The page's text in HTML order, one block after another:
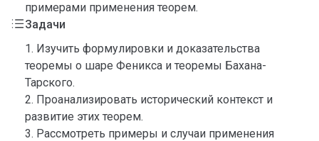
примерами применения теорем.
Задачи
1. Изучить формулировки и доказательства
теоремы о шаре Феникса и теоремы Бахана-
Тарского.
2. Проанализировать исторический контекст и
развитие этих теорем.
3. Рассмотреть примеры и случаи применения